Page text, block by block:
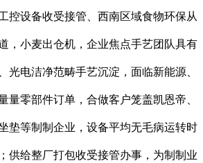
控设备收受接管、西南区域食物环保从
，小麦出仓机，企业焦点手艺团队具有
光电洁净范畴手艺沉淀，面临新能源、
量零部件订单，合做客户笼盖凯恩帝、
垫等制制企业，设备平均无毛病运转时
供给整厂打包收受接管办事，为制制业